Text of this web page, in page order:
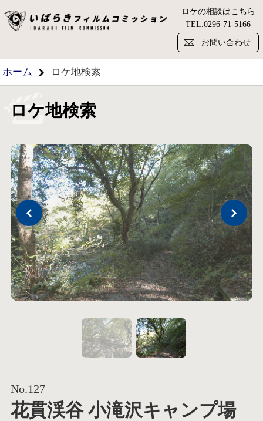
い
ロケの相談はこちら
TEL.0296-71-5166
お問い合わせ
ホーム ロケ地検索
ロケ地検索
Previous
No.127
花貫渓谷 小滝沢キャンプ場